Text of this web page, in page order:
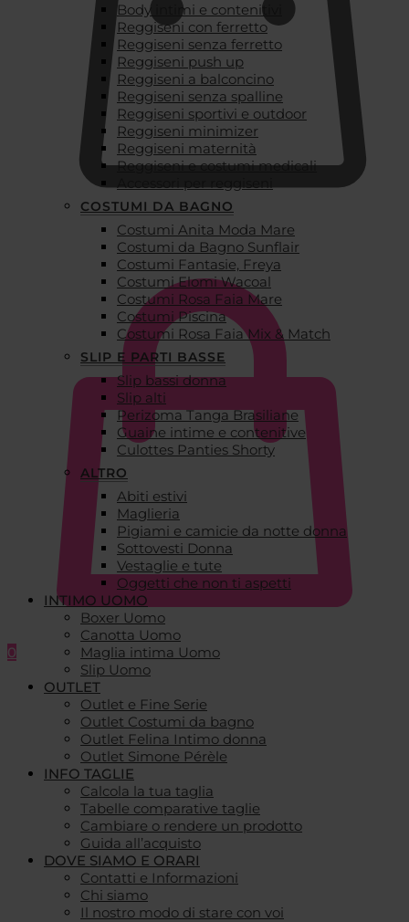
0
Body intimi e contenitivi
Reggiseni con ferretto
Reggiseni senza ferretto
Reggiseni push up
Reggiseni a balconcino
Reggiseni senza spalline
Reggiseni sportivi e outdoor
Reggiseni minimizer
Reggiseni maternità
Reggiseni e costumi medicali
Accessori per reggiseni
COSTUMI DA BAGNO
Costumi Anita Moda Mare
Costumi da Bagno Sunflair
Costumi Fantasie, Freya
Costumi Elomi Wacoal
Costumi Rosa Faia Mare
Costumi Piscina
Costumi Rosa Faia Mix & Match
SLIP E PARTI BASSE
Slip bassi donna
Slip alti
Perizoma Tanga Brasiliane
Guaine intime e contenitive
Culottes Panties Shorty
ALTRO
Abiti estivi
Maglieria
Pigiami e camicie da notte donna
Sottovesti Donna
Vestaglie e tute
Oggetti che non ti aspetti
INTIMO UOMO
Boxer Uomo
Canotta Uomo
Maglia intima Uomo
Slip Uomo
OUTLET
Outlet e Fine Serie
Outlet Costumi da bagno
Outlet Felina Intimo donna
Outlet Simone Pérèle
INFO TAGLIE
Calcola la tua taglia
Tabelle comparative taglie
Cambiare o rendere un prodotto
Guida all’acquisto
DOVE SIAMO E ORARI
Contatti e Informazioni
Chi siamo
Il nostro modo di stare con voi